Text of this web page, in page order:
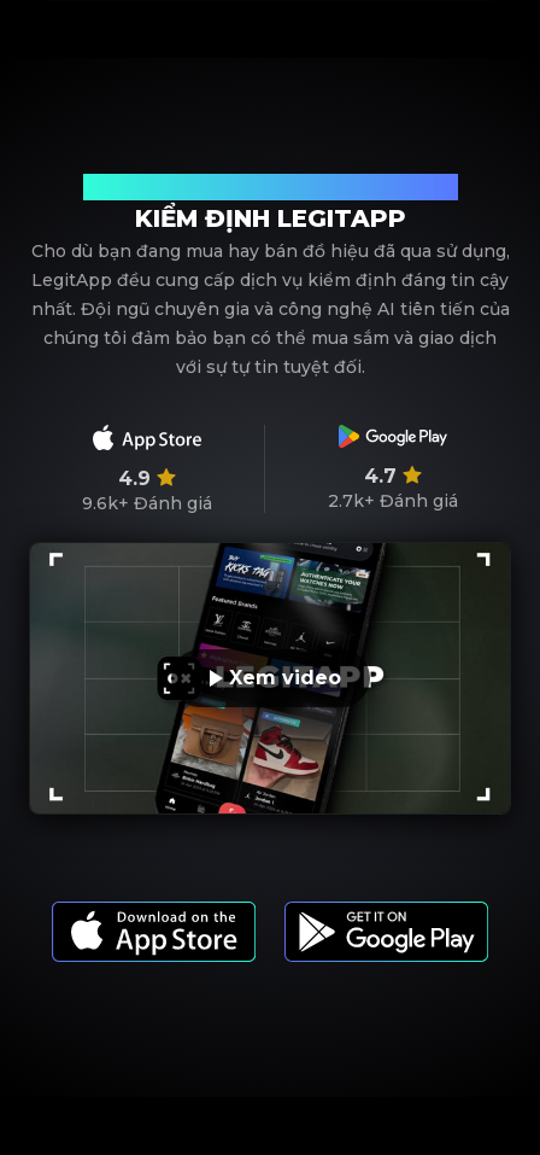
KIỂM ĐỊNH LEGITAPP
Cho dù bạn đang mua hay bán đồ hiệu đã qua sử dụng,
LegitApp đều cung cấp dịch vụ kiểm định đáng tin cậy
nhất. Đội ngũ chuyên gia và công nghệ AI tiên tiến của
chúng tôi đảm bảo bạn có thể mua sắm và giao dịch
với sự tự tin tuyệt đối.
4.9
9.6k+ Đánh giá
4.7
2.7k+ Đánh giá
Xem video